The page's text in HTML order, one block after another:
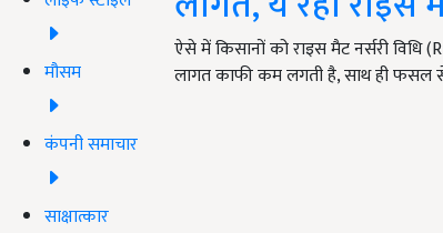
मौसम
कंपनी समाचार
साक्षात्कार
ऐसे में किसानों को राइस मैट नर्सरी
लागत काफी कम लगती है, साथ ही फसल